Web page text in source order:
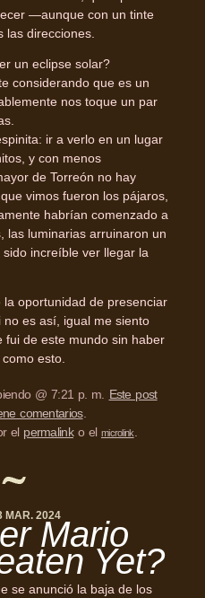
—aunque con un tinte
direcciones.
un eclipse solar?
considerando que es un
nos toque un par
ir a verlo en un lugar
y con menos
de Torreón no hay
vimos fueron los pájaros,
habrían comenzado a
las luminarias arruinaron un
increíble ver llegar la
oportunidad de presenciar
es así, igual me siento
fui de este mundo sin haber
esto.
@ 7:21 p. m. Este post
comentarios.
el permalinko el microlink
MAR. 2024Mario
Yet?
se anunció la baja de los